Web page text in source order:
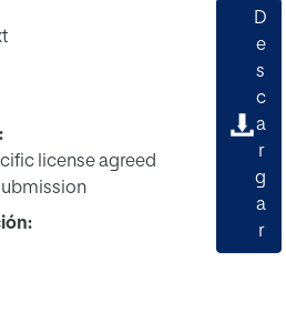
license agreed
D
e
s
c
a
r
g
a
r